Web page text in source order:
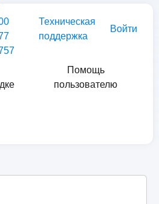
Техническая
поддержка
Войти
Помощь
пользователю